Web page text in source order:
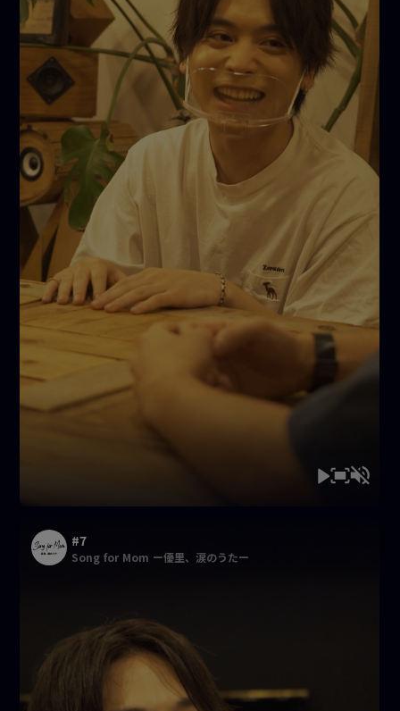
#7
Song for Mom ー優里、涙のうたー